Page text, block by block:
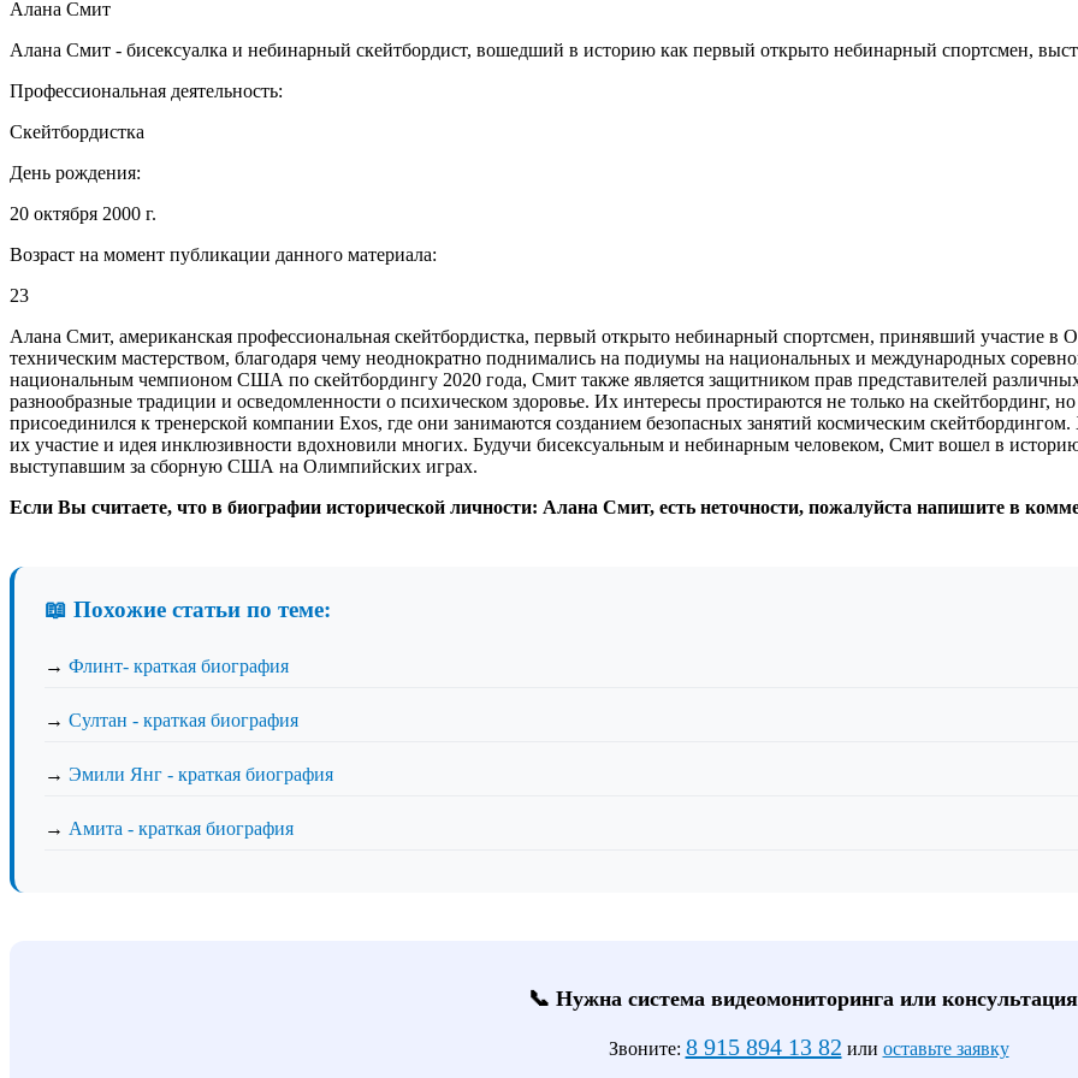
Алана Смит
Алана Смит - бисексуалка и небинарный скейтбордист, вошедший в историю как первый открыто небинарный спортсмен,
Профессиональная деятельность:
Скейтбордистка
День рождения:
20 октября 2000 г.
Возраст на момент публикации данного материала:
23
Алана Смит, американская профессиональная скейтбордистка, первый открыто небинарный спортсмен, принявший участие
техническим мастерством, благодаря чему неоднократно поднимались на подиумы на национальных и международных
национальным чемпионом США по скейтбордингу 2020 года, Смит также является защитником прав представителей
разнообразные традиции и осведомленности о психическом здоровье. Их интересы простираются не только на
присоединился к тренерской компании Exos, где они занимаются созданием безопасных занятий космическим
их участие и идея инклюзивности вдохновили многих. Будучи бисексуальным и небинарным человеком, Смит вошел в
выступавшим за сборную США на Олимпийских играх.
Если Вы считаете, что в биографии исторической личности: Алана Смит, есть неточности, пожалуйста напишите в
📖 Похожие статьи по теме:
→ Флинт- краткая биография
→ Султан - краткая биография
→ Эмили Янг - краткая биография
→ Амита - краткая биография
📞 Нужна система видеомониторинга или
Звоните: 8 915 894 13 82 или оставьте заявку